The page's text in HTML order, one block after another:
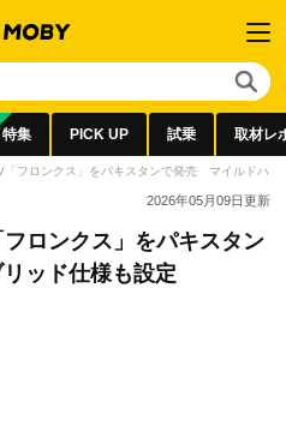
特集 PICK UP 試乗 取材レ
「フロンクス」をパキスタンで発売 マイルドハイ
2026年05月09日更新
ロンクス」をパキスタン
ッド仕様も設定